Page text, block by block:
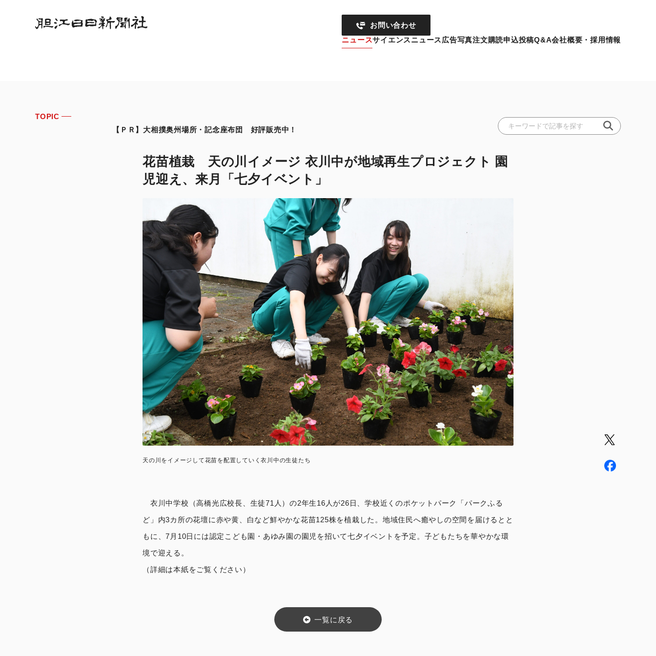
お問い合わせ
ニュースサイエンスニュース広告写真注文購読申込投稿Q&A会社概要・採用情報
TOPIC
【ＰＲ】大相撲奥州場所・記念座布団 好評販売中！
花苗植栽 天の川イメージ 衣川中が地域再生プロジェクト 園
児迎え、来月「七夕イベント」
天の川をイメージして花苗を配置していく衣川中の生徒たち
衣川中学校（高橋光広校長、生徒71人）の2年生16人が26日、学校近くのポケットパーク「パークふる
ど」内3カ所の花壇に赤や黄、白など鮮やかな花苗125株を植栽した。地域住民へ癒やしの空間を届けるとと
もに、7月10日には認定こども園・あゆみ園の園児を招いて七夕イベントを予定。子どもたちを華やかな環
境で迎える。
（詳細は本紙をご覧ください）
一覧に戻る